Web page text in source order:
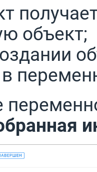
объект;